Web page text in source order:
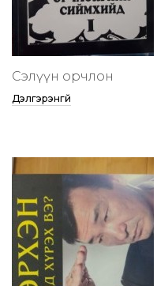
Сэлүүн орчлон
Дэлгэрэнгүй